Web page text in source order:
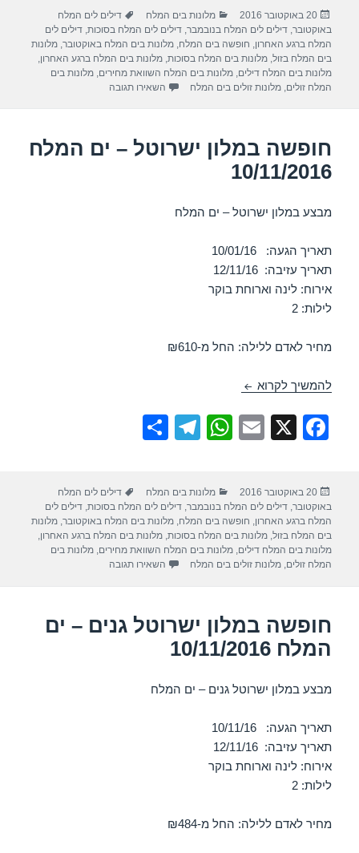
e
b
o
s
A
p
gr
a
m
e
פורסם
בתאריך
20 באוקטובר 2016 קטגוריות
מלונות בים המלח תגיות
דילים לים המלח
באוקטובר,דילים לים המלח בנובמבר,דילים לים המלח בסוכות,דילים לים
המלח ברגע האחרון, חופשה בים המלח,מלונות בים המלח באוקטובר,מלונות
בים המלח בזול,מלונות בים המלח בסוכות,מלונות בים המלח ברגע האחרון,
מלונות בים המלח דילים,מלונות בים המלח השוואת מחירים,מלונות בים
המלח זולים,מלונות זולים בים המלח השאירו תגובה
חופשה במלון ישרוטל – ים המלח
10/11/2016
מבצע במלון ישרוטל – ים המלח
תאריך הגעה: 10/01/16
תאריך עזיבה: 12/11/16
אירוח: לינה וארוחת בוקר
לילות: 2
מחיר לאדם ללילה: החל מ-₪610
להמשיך לקרוא חופשה במלון ישרוטל – ים המלח 10/11/2016
F
e
b
o
X
E
W
s
A
p
T
gr
a
m
e
פורסם
בתאריך
20 באוקטובר 2016 קטגוריות
מלונות בים המלח תגיות
דילים לים המלח
באוקטובר,דילים לים המלח בנובמבר,דילים לים המלח בסוכות,דילים לים
המלח ברגע האחרון, חופשה בים המלח,מלונות בים המלח באוקטובר,מלונות
בים המלח בזול,מלונות בים המלח בסוכות,מלונות בים המלח ברגע האחרון,
מלונות בים המלח דילים,מלונות בים המלח השוואת מחירים,מלונות בים
המלח זולים,מלונות זולים בים המלח השאירו תגובה
חופשה במלון ישרוטל גנים – ים
המלח 10/11/2016
מבצע במלון ישרוטל גנים – ים המלח
תאריך הגעה: 10/11/16
תאריך עזיבה: 12/11/16
אירוח: לינה וארוחת בוקר
לילות: 2
מחיר לאדם ללילה: החל מ-₪484